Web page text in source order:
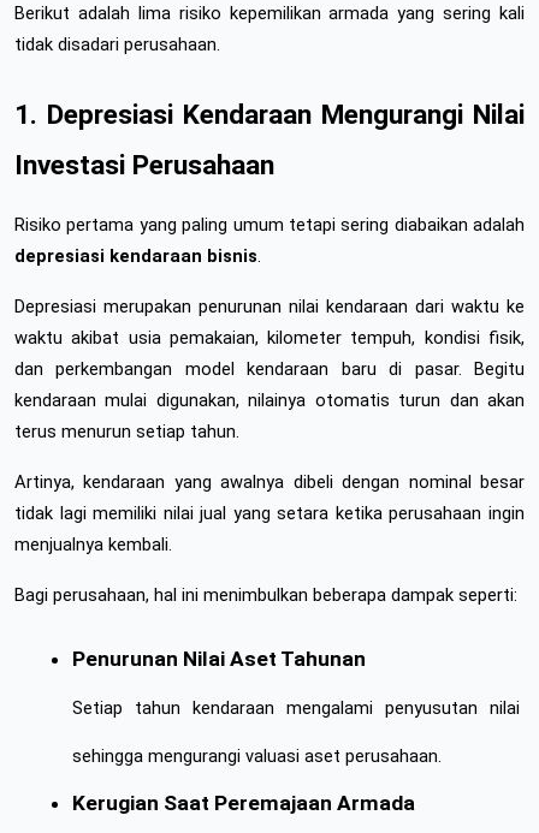
Berikut adalah lima risiko kepemilikan armada yang sering kali
tidak disadari perusahaan.
1. Depresiasi Kendaraan Mengurangi Nilai
Investasi Perusahaan
depresiasi kendaraan bisnis.
Depresiasi merupakan penurunan nilai kendaraan dari waktu ke
waktu akibat usia pemakaian, kilometer tempuh, kondisi fisik,
dan perkembangan model kendaraan baru di pasar. Begitu
kendaraan mulai digunakan, nilainya otomatis turun dan akan
terus menurun setiap tahun.
Artinya, kendaraan yang awalnya dibeli dengan nominal besar
tidak lagi memiliki nilai jual yang setara ketika perusahaan ingin
menjualnya kembali.
Bagi perusahaan, hal ini menimbulkan beberapa dampak seperti:
Penurunan Nilai Aset Tahunan
Setiap tahun kendaraan mengalami penyusutan nilai
sehingga mengurangi valuasi aset perusahaan.
Kerugian Saat Peremajaan Armada